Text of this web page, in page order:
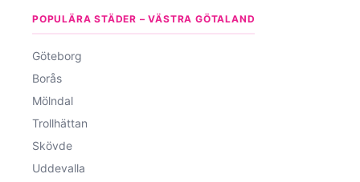
POPULÄRA STÄDER – VÄSTRA GÖTALAND
Göteborg
Borås
Mölndal
Trollhättan
Skövde
Uddevalla